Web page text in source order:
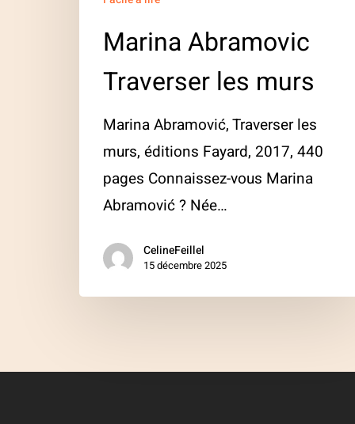
Marina Abramovic
Traverser les murs
Marina Abramović, Traverser les
murs, éditions Fayard, 2017, 440
pages Connaissez-vous Marina
Abramović ? Née…
CelineFeillel
15 décembre 2025